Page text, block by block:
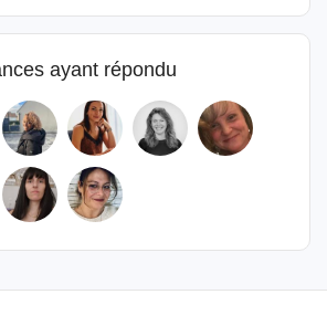
ayant répondu